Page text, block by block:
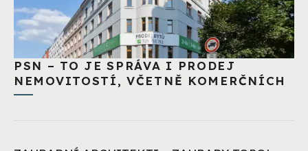
PSN – TO JE SPRÁVA I PRODEJ
NEMOVITOSTÍ, VČETNĚ KOMERČNÍCH